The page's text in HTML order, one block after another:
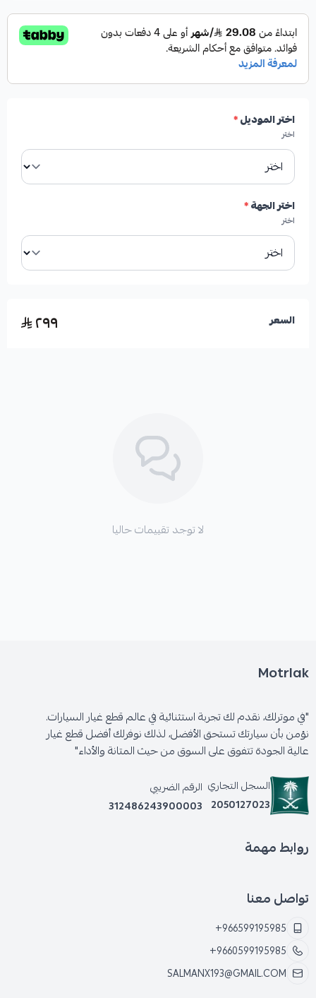
✓فرامل أقوى واستجابة أسرع.
✓عمر افتراضي أطول مقارنة بالفحمات التقليدية.
✓ إنتاج رماد أقل يساهم في نظافة العجلات.
✓تشغيل هادئ وبدون أصوات صفير مزعجة.
الأعطال المحتملة عند تلف القطعة:
اهتزازات ملحوظة عند الضغط على دواسة الفرامل.
اختر الموديل*
اختر
اختر الجهة*
اختر
السعر ٢٩٩
لا توجد تقييمات حاليا
Motrlak
"في موترلك، نقدم لك تجربة استثنائية في عالم قطع غيار السيارات.
نؤمن بأن سيارتك تستحق الأفضل، لذلك نوفرلك أفضل قطع غيار
عالية الجودة تتفوق على السوق من حيث المتانة والأداء"
السجل التجاري
2050127023
الرقم الضريبي
312486243900003
روابط مهمة
تواصل معنا
+966599195985
+9660599195985
SALMANX193@GMAIL.COM